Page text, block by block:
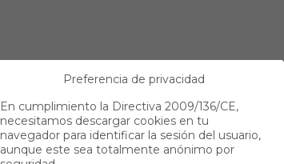
Preferencia de privacidad
En cumplimiento la Directiva 2009/136/CE,
necesitamos descargar cookies en tu
navegador para identificar la sesión del usuario,
aunque este sea totalmente anónimo por